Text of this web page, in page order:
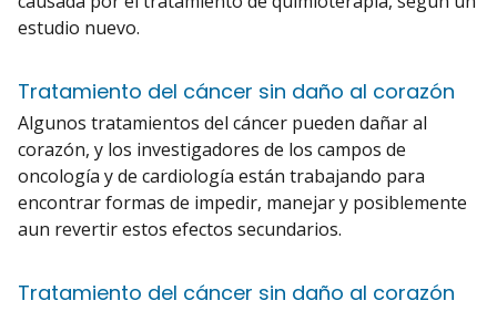
estudio nuevo.
Tratamiento del cáncer sin daño al corazón
Algunos tratamientos del cáncer pueden dañar al
corazón, y los investigadores de los campos de
oncología y de cardiología están trabajando para
encontrar formas de impedir, manejar y posiblemente
aun revertir estos efectos secundarios.
Tratamiento del cáncer sin daño al corazón